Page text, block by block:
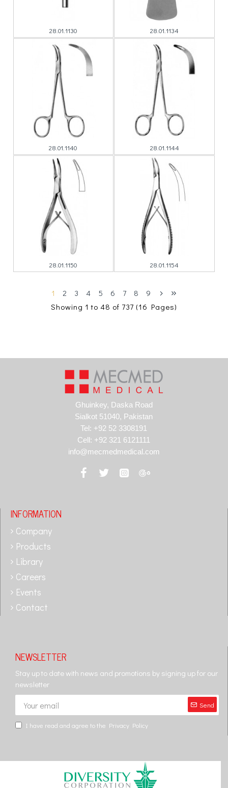
28.01.1130 28.01.1134
28.01.1140 28.01.1144
28.01.1150 28.01.1154
1 2 3 4 5 6 7 8
9
Showing 1 to 48 of 737 (16 Pages)
Ghuinkey, Daska Road
Sialkot 51040, Pakistan
Tel: +92 52 3308191
Cell: +92 321 6121111
info@mecmedmedical.com
INFORMATION
Company
Products
Library
Careers
Events
Contact
NEWSLETTER
Stay up to date with news and promotions by signing up for our
newsletter
Send
I have read and agree to the Privacy Policy